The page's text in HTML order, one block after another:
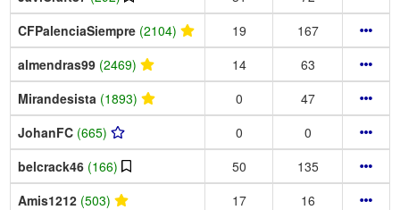
CFPalenciaSiempre (2104) 19
167
almendras99 (2469) 14
63
Mirandesista (1893) 0
47
JohanFC (665) 0
0
belcrack46 (166) 50
135
Amis1212 (503) 17
16